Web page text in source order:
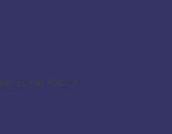
vorl. Platz 34